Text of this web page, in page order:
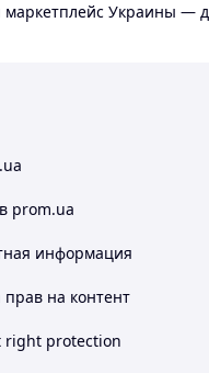
Украины —
prom.ua
информация
на контент
right protection